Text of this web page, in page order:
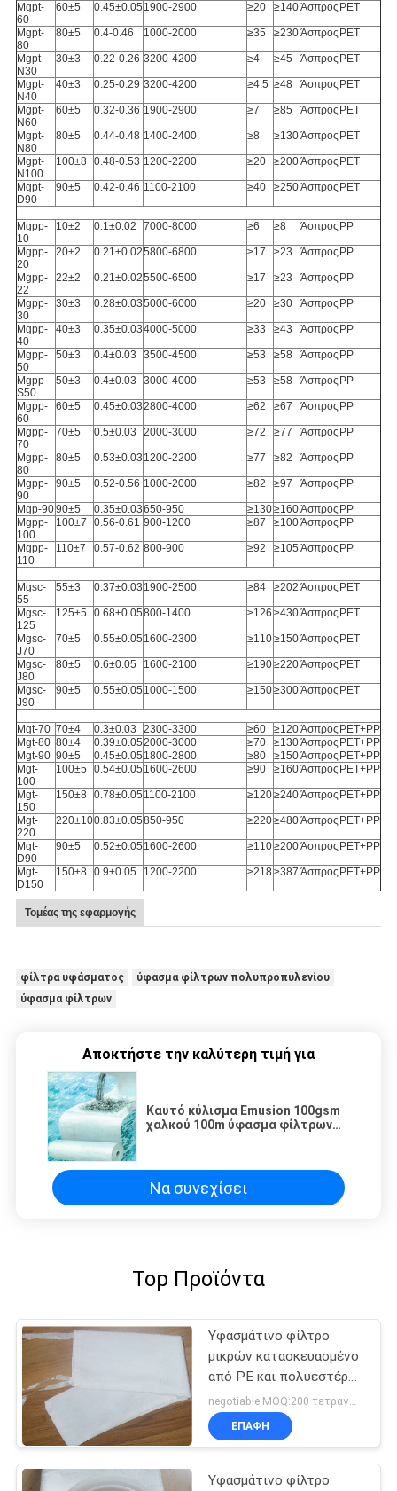
Mgpt-
60
60±5 0.45±0.05 1900-2900 ≥20 ≥140Άσπρος PET
Mgpt-
80
80±5 0.4-0.46 1000-2000 ≥35 ≥230Άσπρος PET
Mgpt-
N30
30±3 0.22-0.26 3200-4200 ≥4 ≥45 Άσπρος PET
Mgpt-
N40
40±3 0.25-0.29 3200-4200 ≥4.5 ≥48 Άσπρος PET
Mgpt-
N60
60±5 0.32-0.36 1900-2900 ≥7 ≥85 Άσπρος PET
Mgpt-
N80
80±5 0.44-0.48 1400-2400 ≥8 ≥130Άσπρος PET
Mgpt-
N100
100±8 0.48-0.53 1200-2200 ≥20 ≥200Άσπρος PET
Mgpt-
D90
90±5 0.42-0.46 1100-2100 ≥40 ≥250Άσπρος PET
Mgpp-
10
10±2 0.1±0.02 7000-8000 ≥6 ≥8 Άσπρος PP
Mgpp-
20
20±2 0.21±0.025800-6800 ≥17 ≥23 Άσπρος PP
Mgpp-
22
22±2 0.21±0.025500-6500 ≥17 ≥23 Άσπρος PP
Mgpp-
30
30±3 0.28±0.035000-6000 ≥20 ≥30 Άσπρος PP
Mgpp-
40
40±3 0.35±0.034000-5000 ≥33 ≥43 Άσπρος PP
Mgpp-
50
50±3 0.4±0.03 3500-4500 ≥53 ≥58 Άσπρος PP
Mgpp-
S50
50±3 0.4±0.03 3000-4000 ≥53 ≥58 Άσπρος PP
Mgpp-
60
60±5 0.45±0.032800-4000 ≥62 ≥67 Άσπρος PP
Mgpp-
70
70±5 0.5±0.03 2000-3000 ≥72 ≥77 Άσπρος PP
Mgpp-
80
80±5 0.53±0.03 1200-2200 ≥77 ≥82 Άσπρος PP
Mgpp-
90
90±5 0.52-0.56 1000-2000 ≥82 ≥97 Άσπρος PP
Mgp-9090±5 0.35±0.03650-950 ≥130≥160Άσπρος PP
Mgpp-
100
100±7 0.56-0.61 900-1200 ≥87 ≥100Άσπρος PP
Mgpp-
110
110±7 0.57-0.62 800-900 ≥92 ≥105 Άσπρος PP
Mgsc-
55
55±3 0.37±0.03 1900-2500 ≥84 ≥202 Άσπρος PET
Mgsc-
125
125±5 0.68±0.05800-1400 ≥126 ≥430Άσπρος PET
Mgsc-
J70
70±5 0.55±0.05 1600-2300 ≥110≥150Άσπρος PET
Mgsc-
J80
80±5 0.6±0.05 1600-2100 ≥190≥220Άσπρος PET
Mgsc-
J90
90±5 0.55±0.05 1000-1500 ≥150≥300Άσπρος PET
Mgt-70 70±4 0.3±0.03 2300-3300 ≥60 ≥120Άσπρος PET+PP
Mgt-80 80±4 0.39±0.052000-3000 ≥70 ≥130Άσπρος PET+PP
Mgt-90 90±5 0.45±0.05 1800-2800 ≥80 ≥150Άσπρος PET+PP
Mgt-
100
100±5 0.54±0.05 1600-2600 ≥90 ≥160Άσπρος PET+PP
Mgt-
150
150±8 0.78±0.05 1100-2100 ≥120≥240Άσπρος PET+PP
Mgt-
220
220±100.83±0.05850-950 ≥220≥480Άσπρος PET+PP
Mgt-
D90
90±5 0.52±0.05 1600-2600 ≥110≥200Άσπρος PET+PP
Mgt-
D150
150±8 0.9±0.05 1200-2200 ≥218≥387 Άσπρος PET+PP
Τομέας της εφαρμογής
φίλτρα υφάσματος
ύφασμα φίλτρων πολυπροπυλενίου
ύφασμα φίλτρων
Αποκτήστε την καλύτερη τιμή για
Καυτό κύλισμα Emusion 100gsm
χαλκού 100m ύφασμα φίλτρων
Να συνεχίσει
Top Προϊόντα
Υφασμάτινο φίλτρο
μικρών κατασκευασμένο
από PE και πολυεστέρα
με αντοχή σε υψηλές
θερμοκρασίες και
εξαιρετικές ιδιότητες
αλκαλίων
negotiable MOQ:200 τετραγωνικά μέτρα
ΕΠΑΦΉ
Υφασμάτινο φίλτρο